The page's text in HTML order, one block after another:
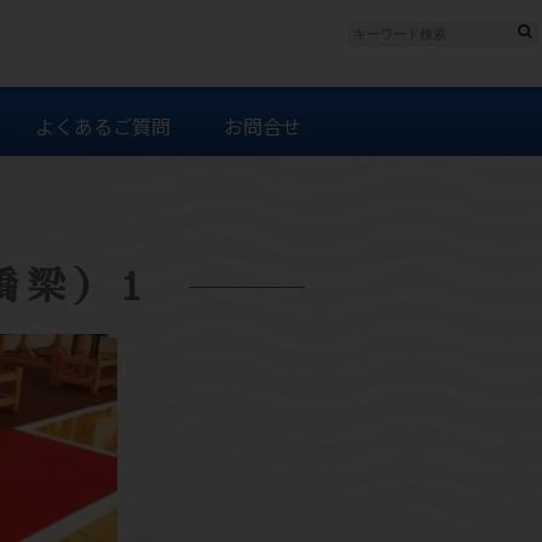
よくあるご質問 お問合せ
梁）1